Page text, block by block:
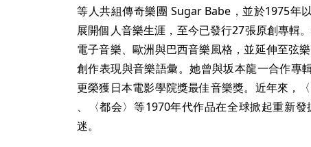
等人共組傳奇樂團 Sugar Babe，並於1975年
展開個人音樂生涯，至今已發行27張原創專輯
電子音樂、歐洲與巴西音樂風格，並延伸至弦
創作表現與音樂語彙。她曾與坂本龍一合作專
更榮獲日本電影學院獎最佳音樂獎。近年來，
、〈都会〉等1970年代作品在全球掀起重新
迷。